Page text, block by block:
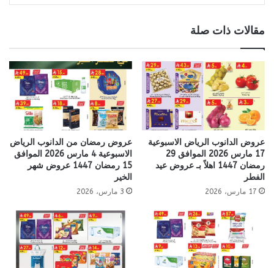
مقالات ذات صلة
عروض الدانوب الرياض الاسبوعية
17 مارس 2026 الموافق 29
رمضان 1447 اهلاً بـ عروض عيد
الفطر
17 مارس، 2026
عروض رمضان من الدانوب الرياض
الاسبوعية 4 مارس 2026 الموافق
15 رمضان 1447 عروض شهر
الخير
3 مارس، 2026